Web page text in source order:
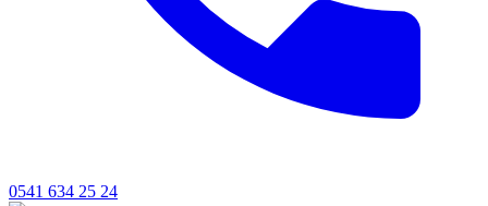
0541 634 25 24